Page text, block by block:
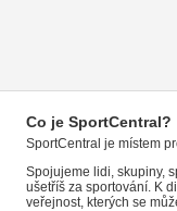
Co je SportCentral?
SportCentral je místem
Spojujeme lidi, skupiny,
ušetříš za sportování. K
veřejnost, kterých se